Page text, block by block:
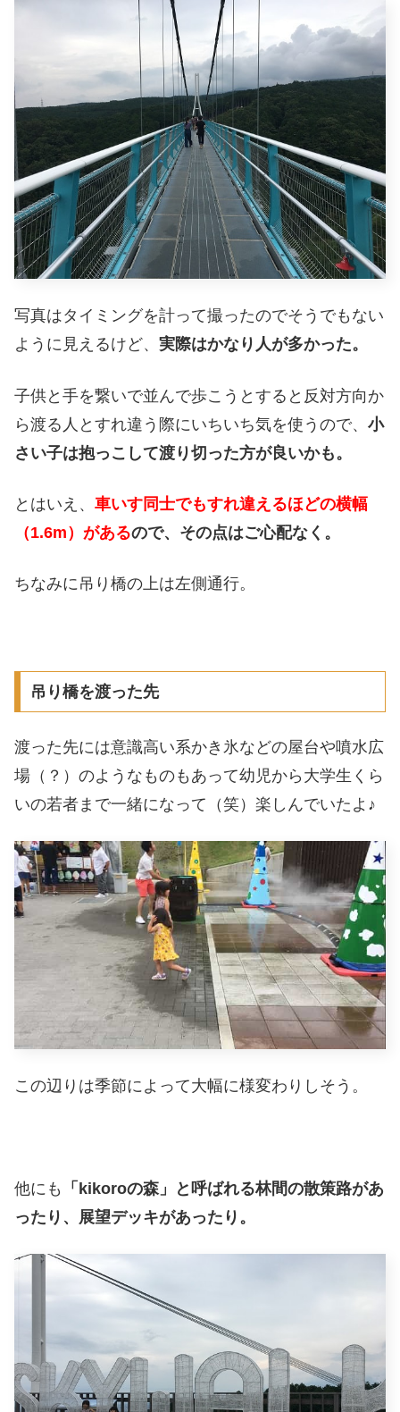
写真はタイミングを計って撮ったのでそうでもない
ように見えるけど、 実際はかなり人が多かった。
子供と手を繋いで並んで歩こうとすると反対方向か
ら渡る人とすれ違う際にいちいち気を使うので、 小
さい子は抱っこして渡り切った方が良いかも。
とはいえ、 車いす同士でもすれ違えるほどの横幅
（1.6m）があるので、その点はご心配なく。
ちなみに吊り橋の上は左側通行。
吊り橋を渡った先
渡った先には意識高い系かき氷などの屋台や噴水広
場（？）のようなものもあって幼児から大学生くら
いの若者まで一緒になって（笑）楽しんでいたよ♪
この辺りは季節によって大幅に様変わりしそう。
他にも
「kikoroの森」と呼ばれる林間の散策路があ
ったり、展望デッキがあったり。